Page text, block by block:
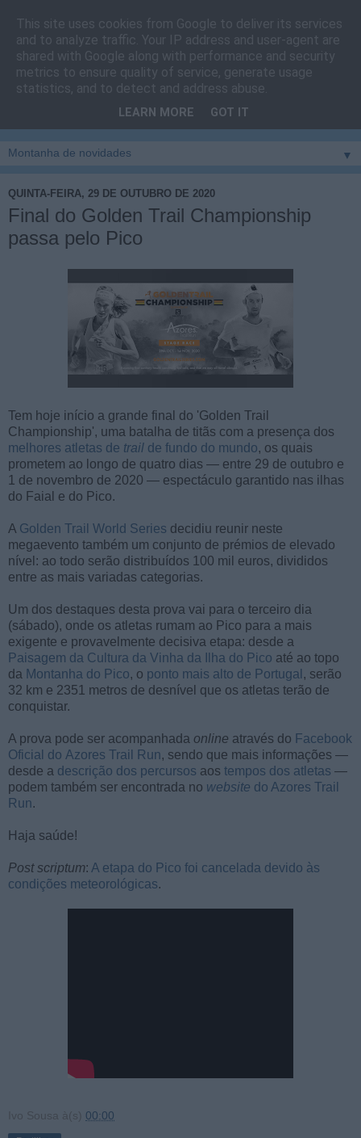
Cais do Pico
Blog sobre um pouco de tudo relacionado com a ilha
vila e ao concelho de São Roque do Pico
▼
QUINTA-FEIRA, 29 DE OUTUBRO DE 2020
Final do Golden Trail Championship
passa pelo Pico
Tem hoje início a grande final do 'Golden Trail
Championship', uma batalha de titãs com a presença dos
melhores atletas de trail de fundo do mundo, os quais
prometem ao longo de quatro dias — entre 29 de outubro e
1 de novembro de 2020 — espectáculo garantido nas ilhas
do Faial e do Pico.
A Golden Trail World Series decidiu reunir neste
megaevento também um conjunto de prémios de elevado
nível: ao todo serão distribuídos 100 mil euros, divididos
entre as mais variadas categorias.
Um dos destaques desta prova vai para o terceiro dia
(sábado), onde os atletas rumam ao Pico para a mais
exigente e provavelmente decisiva etapa: desde a
Paisagem da Cultura da Vinha da Ilha do Pico até ao topo
da Montanha do Pico, o ponto mais alto de Portugal , serão
32 km e 2351 metros de desnível que os atletas terão de
conquistar.
A prova pode ser acompanhada online através do Facebook
Oficial do Azores Trail Run, sendo que mais informações —
desde a descrição dos percursos aos tempos dos atletas —
podem também ser encontrada no website do Azores Trail
Run.
Haja saúde!
Post scriptum: A etapa do Pico foi cancelada devido às
condições meteorológicas.
Ivo Sousa à(s) 00:00
This site uses cookies from Google to deliver its services
and to analyze traffic. Your IP address and user-agent are
shared with Google along with performance and security
metrics to ensure quality of service, generate usage
statistics, and to detect and address abuse.
LEARN MORE GOT IT